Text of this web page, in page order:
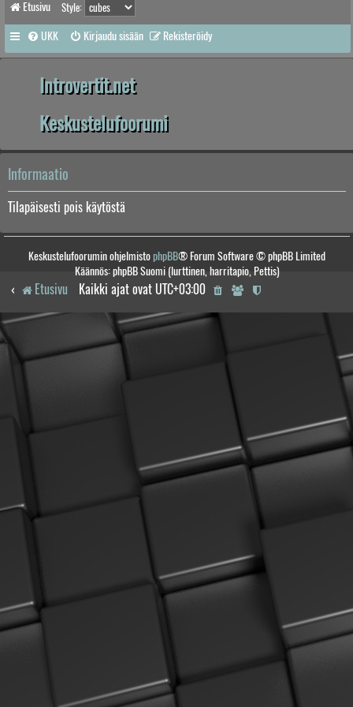
Etusivu Style:
UKK Kirjaudu sisään Rekisteröidy
Introvertit.net
Keskustelufoorumi
Informaatio
Tilapäisesti pois käytöstä
Keskustelufoorumin ohjelmistophpBB® Forum Software © phpBB Limited
Käännös: phpBB Suomi (lurttinen, harritapio, Pettis)
Etusivu Kaikki ajat ovat UTC+03:00